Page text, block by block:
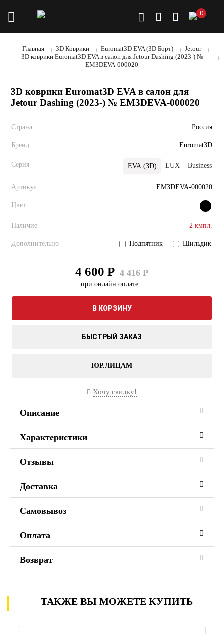
0
Главная 3D Коврики Euromat3D EVA (3D Борт)
Jetour
3D коврики Euromat3D EVA в салон для Jetour Dashing (2023-) №
EM3DEVA-000020
3D коврики Euromat3D EVA в салон для
Jetour Dashing (2023-) № EM3DEVA-000020
Страна Россия
Бренд Euromat3D
Серия EVA (3D) LUX Business
Артикул EM3DEVA-000020
Цвет
Наличие 2 кмпл.
Дополнительно Подпятник Шильдик
4 600 Р 4 416 Р
при онлайн оплате
В КОРЗИНУ
БЫСТРЫЙ ЗАКАЗ
ЮР.ЛИЦАМ
Хочу скидку!
Описание
Характеристики
Отзывы
Доставка
Самовывоз
Оплата
Возврат
ТАКЖЕ ВЫ МОЖЕТЕ КУПИТЬ